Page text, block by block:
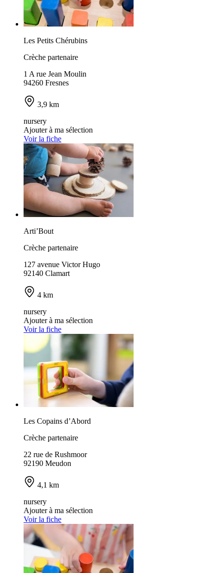
Les Petits Chérubins
Crèche partenaire
1 A rue Jean Moulin
94260 Fresnes
3,9 km
nursery
Ajouter à ma sélection
Voir la fiche
Arti’Bout
Crèche partenaire
127 avenue Victor Hugo
92140 Clamart
4 km
nursery
Ajouter à ma sélection
Voir la fiche
Les Copains d’Abord
Crèche partenaire
22 rue de Rushmoor
92190 Meudon
4,1 km
nursery
Ajouter à ma sélection
Voir la fiche